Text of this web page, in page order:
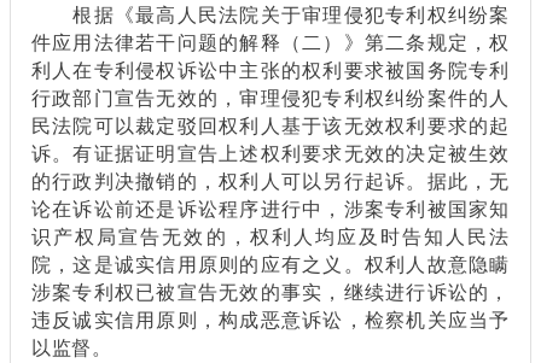
根据《最高人民法院关于审理侵犯专利权纠纷案
件应用法律若干问题的解释（二）》第二条规定，权
利人在专利侵权诉讼中主张的权利要求被国务院专利
行政部门宣告无效的，审理侵犯专利权纠纷案件的人
民法院可以裁定驳回权利人基于该无效权利要求的起
诉。有证据证明宣告上述权利要求无效的决定被生效
的行政判决撤销的，权利人可以另行起诉。据此，无
论在诉讼前还是诉讼程序进行中，涉案专利被国家知
识产权局宣告无效的，权利人均应及时告知人民法
院，这是诚实信用原则的应有之义。权利人故意隐瞒
涉案专利权已被宣告无效的事实，继续进行诉讼的，
违反诚实信用原则，构成恶意诉讼，检察机关应当予
以监督。